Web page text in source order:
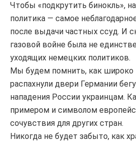
Чтобы «подкрутить бинокль»,
политика — самое
после выдачи частных ссуд. И
газовой войне была не
уходящих немецких политиков.
Мы будем помнить, как широко
распахнули двери Германии
нападения России украинцам.
примером и символом
сочувствия для других стран.
Никогда не будет забыто, как